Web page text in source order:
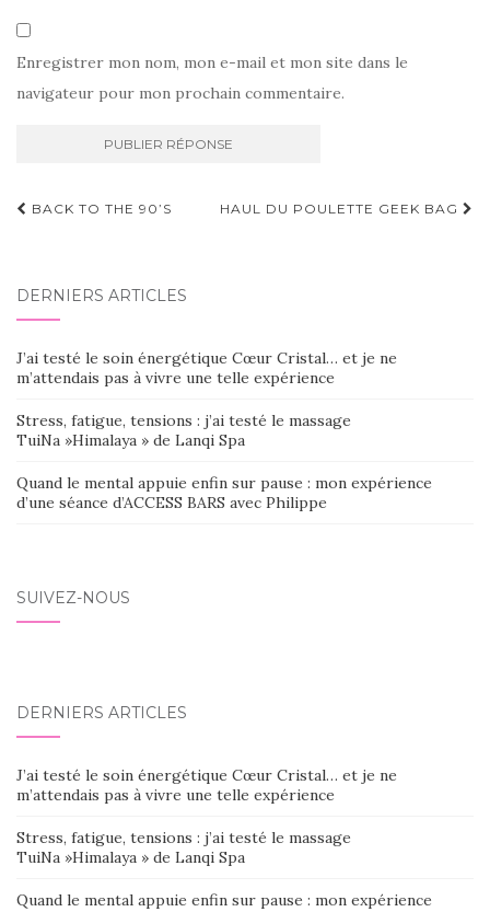
Enregistrer mon nom, mon e-mail et mon site dans le
navigateur pour mon prochain commentaire.
Navigation
BACK TO THE 90’S HAUL DU POULETTE GEEK BAG
DERNIERS ARTICLES
J’ai testé le soin énergétique Cœur Cristal… et je ne
m’attendais pas à vivre une telle expérience
Stress, fatigue, tensions : j’ai testé le massage
TuiNa »Himalaya » de Lanqi Spa
Quand le mental appuie enfin sur pause : mon expérience
d’une séance d’ACCESS BARS avec Philippe
SUIVEZ-NOUS
DERNIERS ARTICLES
J’ai testé le soin énergétique Cœur Cristal… et je ne
m’attendais pas à vivre une telle expérience
Stress, fatigue, tensions : j’ai testé le massage
TuiNa »Himalaya » de Lanqi Spa
Quand le mental appuie enfin sur pause : mon expérience